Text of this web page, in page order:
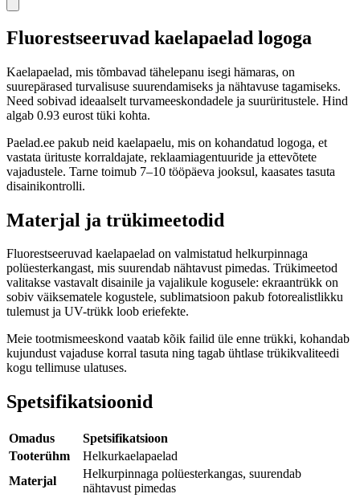
Fluorestseeruvad kaelapaelad logoga
Kaelapaelad, mis tõmbavad tähelepanu isegi hämaras, on
suurepärased turvalisuse suurendamiseks ja nähtavuse tagamiseks.
Need sobivad ideaalselt turvameeskondadele ja suurüritustele. Hind
algab 0.93 eurost tüki kohta.
Paelad.ee pakub neid kaelapaelu, mis on kohandatud logoga, et
vastata ürituste korraldajate, reklaamiagentuuride ja ettevõtete
vajadustele. Tarne toimub 7–10 tööpäeva jooksul, kaasates tasuta
disainikontrolli.
Materjal ja trükimeetodid
Fluorestseeruvad kaelapaelad on valmistatud helkurpinnaga
polüesterkangast, mis suurendab nähtavust pimedas. Trükimeetod
valitakse vastavalt disainile ja vajalikule kogusele: ekraantrükk on
sobiv väiksematele kogustele, sublimatsioon pakub fotorealistlikku
tulemust ja UV-trükk loob eriefekte.
Meie tootmismeeskond vaatab kõik failid üle enne trükki, kohandab
kujundust vajaduse korral tasuta ning tagab ühtlase trükikvaliteedi
kogu tellimuse ulatuses.
Spetsifikatsioonid
Omadus
Spetsifikatsioon
Tooterühm
Helkurkaelapaelad
Materjal
Helkurpinnaga polüesterkangas, suurendab
nähtavust pimedas